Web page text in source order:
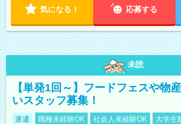
気になる！ 応募する
未読
【単発1回～】フードフェスや物
いスタッフ募集！
派遣 職種未経験OK 社会人未経験OK 大学生